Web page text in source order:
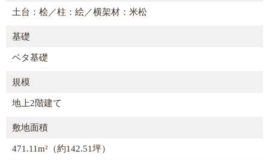
土台：桧／柱：絵／横架材：米松
基礎
ベタ基礎
規模
地上2階建て
敷地面積
471.11m²（約142.51坪）